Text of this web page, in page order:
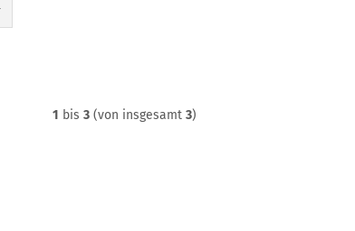
1 bis 3(von insgesamt 3)